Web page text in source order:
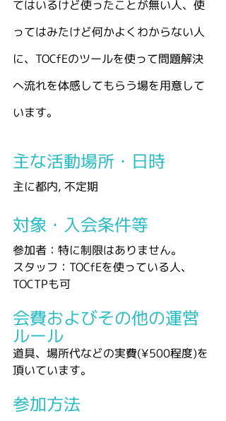
てはいるけど使ったことが無い人、使
ってはみたけど何かよくわからない人
に、TOCfEのツールを使って問題解決
へ流れを体感してもらう場を用意して
います。
主な活動場所・日時
主に都内, 不定期
対象・入会条件等
参加者：特に制限はありません。
スタッフ：TOCfEを使っている人、
TOCTPも可
会費およびその他の運営
ルール
道具、場所代などの実費(¥500程度)を
頂いています。
参加方法